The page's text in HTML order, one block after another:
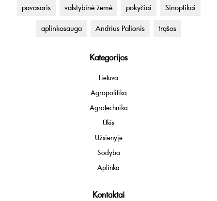
pavasaris valstybinė žemė pokyčiai Sinoptikai
aplinkosauga Andrius Palionis trąšos
Kategorijos
Lietuva
Agropolitika
Agrotechnika
Ūkis
Užsienyje
Sodyba
Aplinka
Kontaktai